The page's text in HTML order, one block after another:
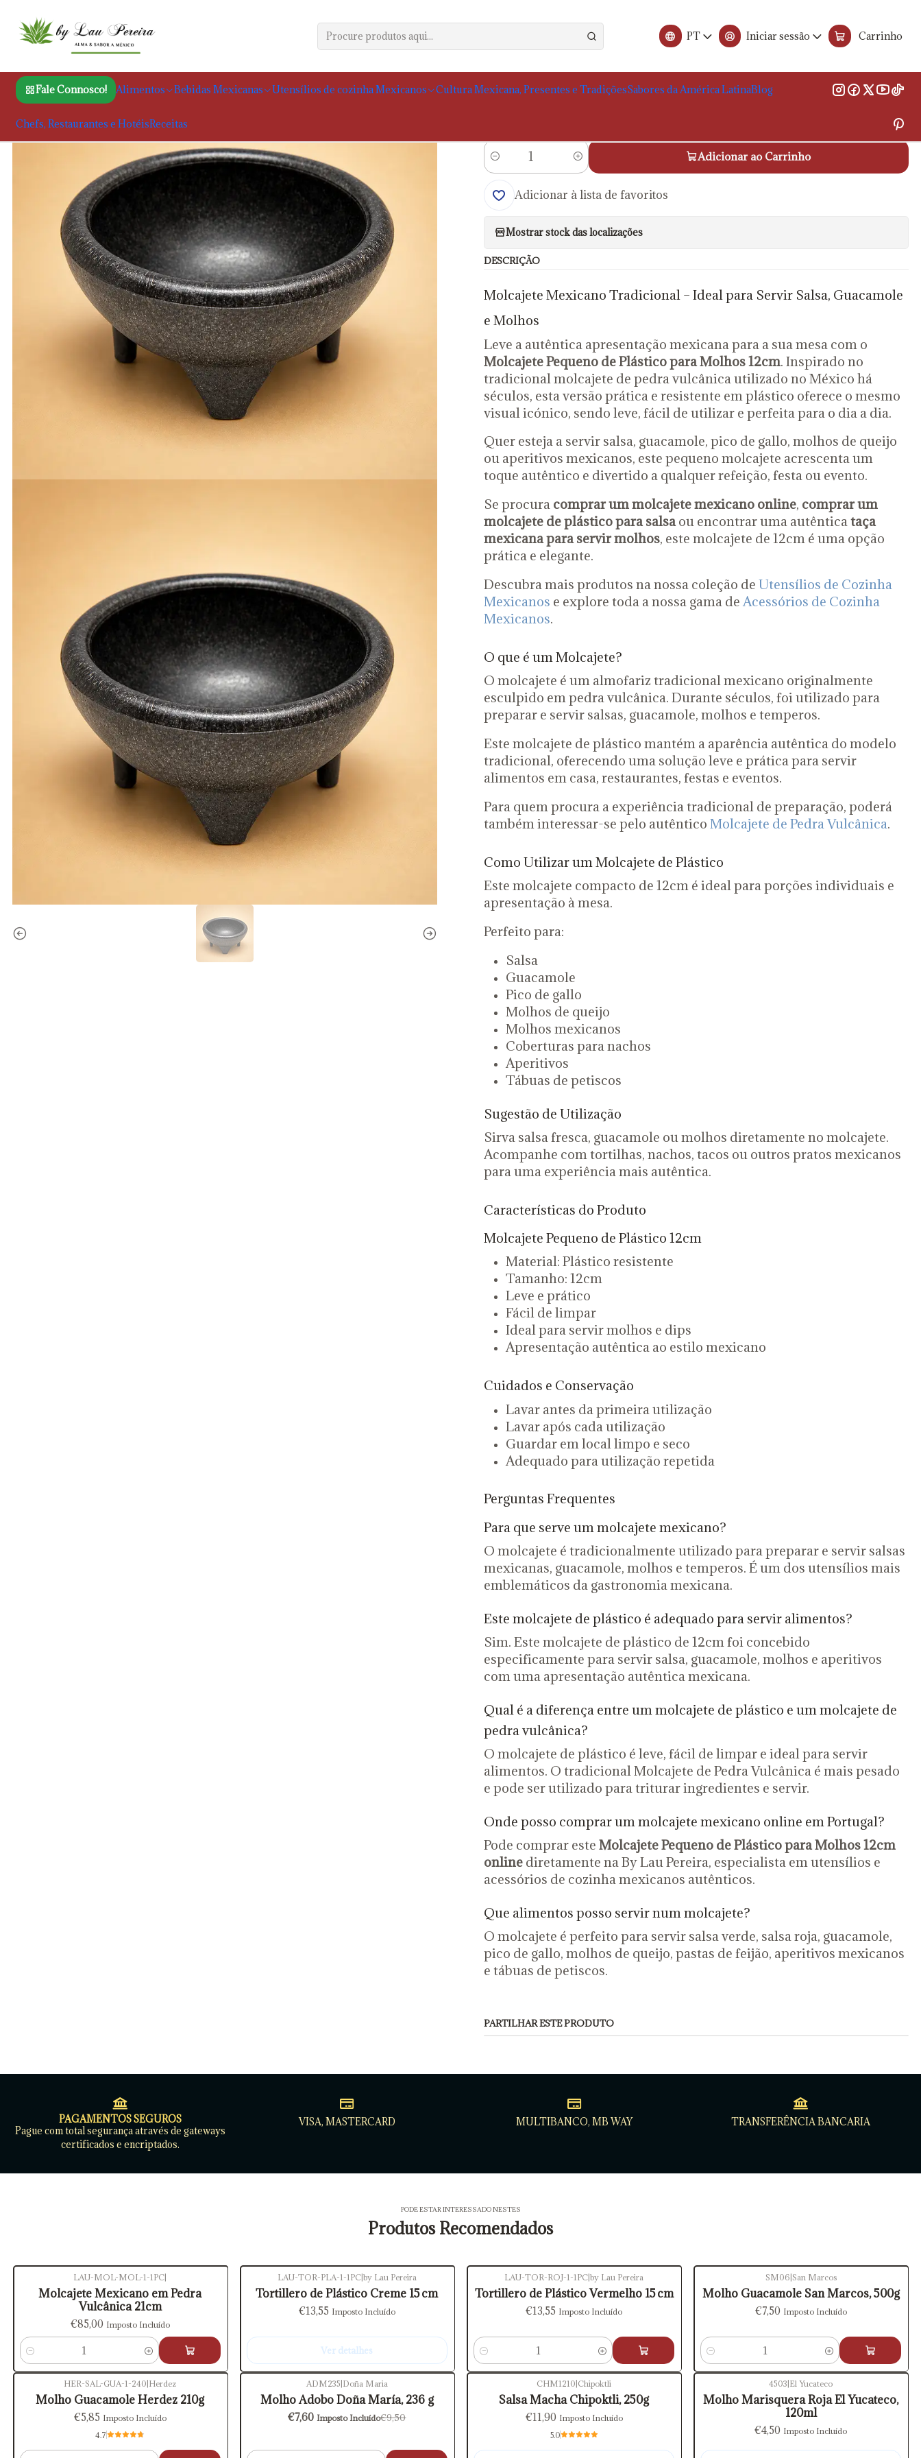
PT Iniciar sessão Carrinho
Fale Connosco! Alimentos Bebidas Mexicanas Utensílios de cozinha Mexicanos Cultura Mexicana, Presentes e TradiçõesSabores da América LatinaBlog
Chefs, Restaurantes e HotéisReceitas
Molcajete de Plástico Taça para Molhos 12cm
Quantidade
Adicionar ao Carrinho
Adicionar à lista de favoritos
Mostrar stock das localizações
DESCRIÇÃO
Molcajete Mexicano Tradicional – Ideal para Servir Salsa, Guacamole
e Molhos
Leve a autêntica apresentação mexicana para a sua mesa com o
Molcajete Pequeno de Plástico para Molhos 12cm. Inspirado no
tradicional molcajete de pedra vulcânica utilizado no México há
séculos, esta versão prática e resistente em plástico oferece o mesmo
visual icónico, sendo leve, fácil de utilizar e perfeita para o dia a dia.
Quer esteja a servir salsa, guacamole, pico de gallo, molhos de queijo
ou aperitivos mexicanos, este pequeno molcajete acrescenta um
toque autêntico e divertido a qualquer refeição, festa ou evento.
Se procura comprar um molcajete mexicano online, comprar um
molcajete de plástico para salsaou encontrar uma autênticataça
mexicana para servir molhos, este molcajete de 12cm é uma opção
prática e elegante.
Descubra mais produtos na nossa coleção de Utensílios de Cozinha
Mexicanos e explore toda a nossa gama de Acessórios de Cozinha
Mexicanos.
O que é um Molcajete?
O molcajete é um almofariz tradicional mexicano originalmente
esculpido em pedra vulcânica. Durante séculos, foi utilizado para
preparar e servir salsas, guacamole, molhos e temperos.
Este molcajete de plástico mantém a aparência autêntica do modelo
tradicional, oferecendo uma solução leve e prática para servir
alimentos em casa, restaurantes, festas e eventos.
Para quem procura a experiência tradicional de preparação, poderá
também interessar-se pelo autêntico Molcajete de Pedra Vulcânica.
Como Utilizar um Molcajete de Plástico
Este molcajete compacto de 12cm é ideal para porções individuais e
apresentação à mesa.
Perfeito para:
Salsa
Guacamole
Pico de gallo
Molhos de queijo
Molhos mexicanos
Coberturas para nachos
Aperitivos
Tábuas de petiscos
Sugestão de Utilização
Sirva salsa fresca, guacamole ou molhos diretamente no molcajete.
Acompanhe com tortilhas, nachos, tacos ou outros pratos mexicanos
para uma experiência mais autêntica.
Características do Produto
Molcajete Pequeno de Plástico 12cm
Material: Plástico resistente
Tamanho: 12cm
Leve e prático
Fácil de limpar
Ideal para servir molhos e dips
Apresentação autêntica ao estilo mexicano
Cuidados e Conservação
Lavar antes da primeira utilização
Lavar após cada utilização
Guardar em local limpo e seco
Adequado para utilização repetida
Perguntas Frequentes
Para que serve um molcajete mexicano?
O molcajete é tradicionalmente utilizado para preparar e servir salsas
mexicanas, guacamole, molhos e temperos. É um dos utensílios mais
emblemáticos da gastronomia mexicana.
Este molcajete de plástico é adequado para servir alimentos?
Sim. Este molcajete de plástico de 12cm foi concebido
especificamente para servir salsa, guacamole, molhos e aperitivos
com uma apresentação autêntica mexicana.
Qual é a diferença entre um molcajete de plástico e um molcajete de
pedra vulcânica?
O molcajete de plástico é leve, fácil de limpar e ideal para servir
alimentos. O tradicional Molcajete de Pedra Vulcânica é mais pesado
e pode ser utilizado para triturar ingredientes e servir.
Onde posso comprar um molcajete mexicano online em Portugal?
Pode comprar este Molcajete Pequeno de Plástico para Molhos 12cm
onlinediretamente na By Lau Pereira, especialista em utensílios e
acessórios de cozinha mexicanos autênticos.
Que alimentos posso servir num molcajete?
O molcajete é perfeito para servir salsa verde, salsa roja, guacamole,
pico de gallo, molhos de queijo, pastas de feijão, aperitivos mexicanos
e tábuas de petiscos.
PARTILHAR ESTE PRODUTO
PAGAMENTOS SEGUROS
Pague com total segurança através de gateways
certificados e encriptados.
VISA, MASTERCARD MULTIBANCO, MB WAY TRANSFERÊNCIA BANCARIA
PODE ESTAR INTERESSADO NESTES
Produtos Recomendados
LAU-MOL-MOL-1-1PC|
Molcajete Mexicano em Pedra
Vulcânica 21cm
€85,00 Imposto Incluído
Quantidade
LAU-TOR-PLA-1-1PC|by Lau Pereira
Tortillero de Plástico Creme 15 cm
€13,55 Imposto Incluído
Ver detalhes
LAU-TOR-ROJ-1-1PC|by Lau Pereira
Tortillero de Plástico Vermelho 15 cm
€13,55 Imposto Incluído
Quantidade
SM06|San Marcos
Molho Guacamole San Marcos, 500g
€7,50 Imposto Incluído
Quantidade
HER-SAL-GUA-1-240 Herdez
Molho Guacamole Herdez 210g
€5,85 Imposto Incluído
4.7
ADM235 Doña Maria
Molho Adobo Doña María, 236 g
€7,60 Imposto Incluído€9,50
Esgotado
CHM1210 Chipoktli
Salsa Macha Chipoktli, 250g
€11,90 Imposto Incluído
5.0
Esgotado
4503 El Yucateco
Molho Marisquera Roja El Yucateco,
120ml
€4,50 Imposto Incluído